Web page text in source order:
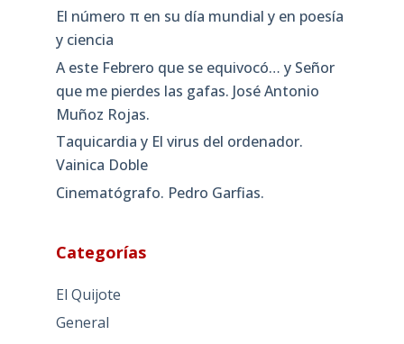
El número π en su día mundial y en poesía
y ciencia
A este Febrero que se equivocó… y Señor
que me pierdes las gafas. José Antonio
Muñoz Rojas.
Taquicardia y El virus del ordenador.
Vainica Doble
Cinematógrafo. Pedro Garfias.
Categorías
El Quijote
General